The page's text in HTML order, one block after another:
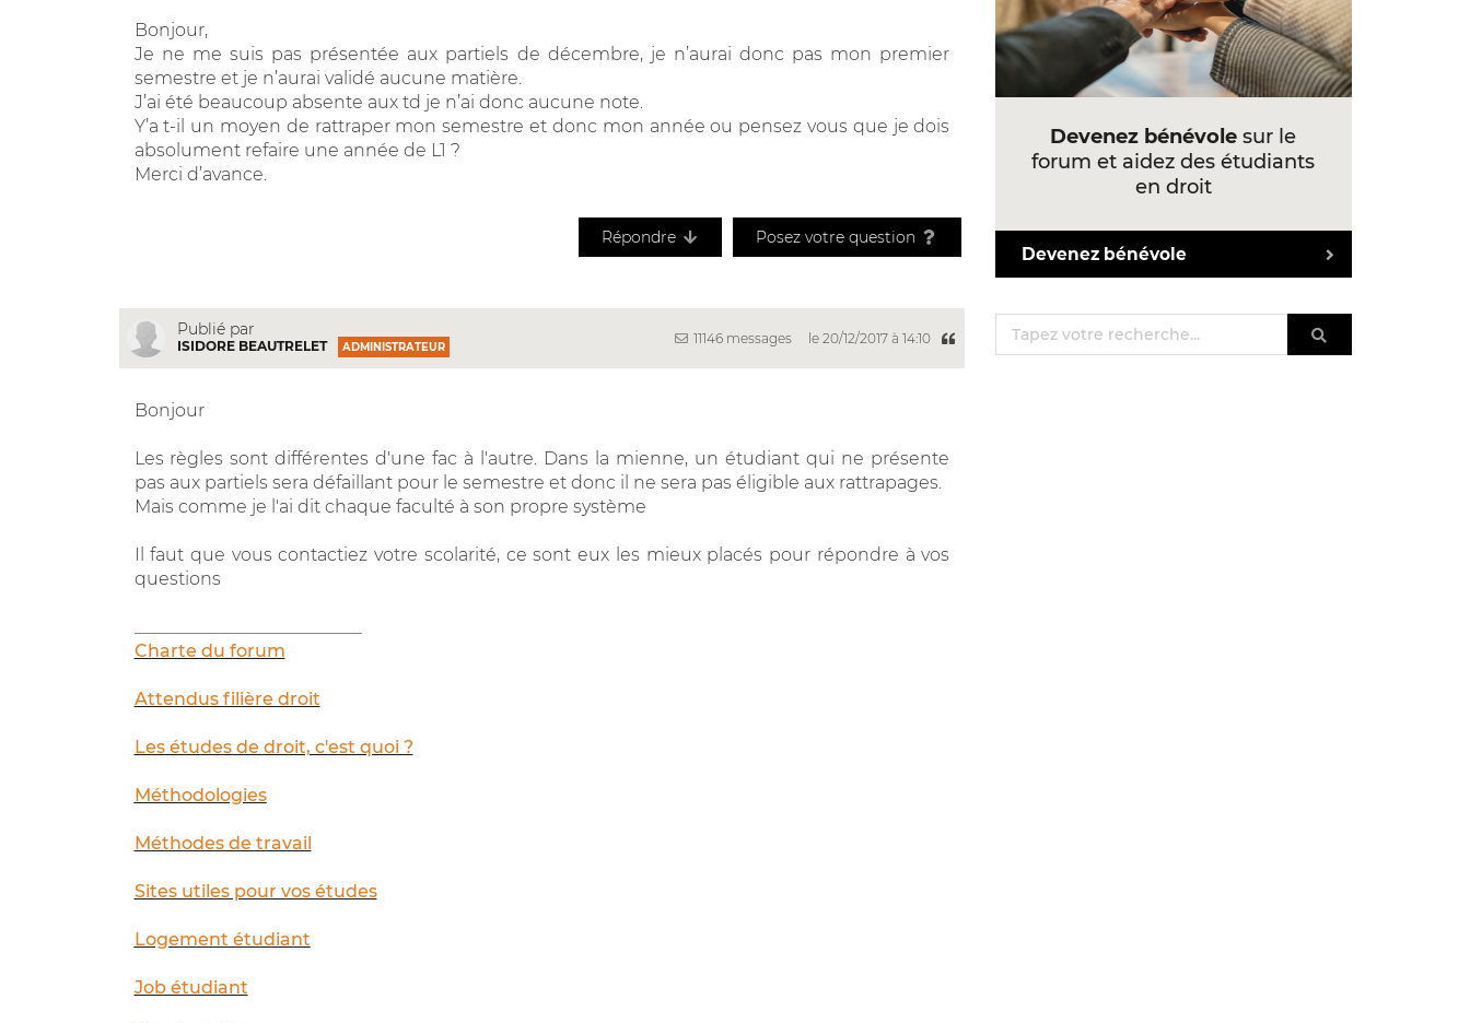
Bonjour,
Je ne me suis pas présentée aux partiels de décembre, je n’aurai donc pas mon premier
semestre et je n’aurai validé aucune matière.
J’ai été beaucoup absente aux td je n’ai donc aucune note.
Y’a t-il un moyen de rattraper mon semestre et donc mon année ou pensez vous que je dois
absolument refaire une année de L1 ?
Merci d’avance.
Répondre Posez votre question
Publié par
ISIDORE BEAUTRELET ADMINISTRATEUR
11146 messages le 20/12/2017 à 14:10
Bonjour
Les règles sont différentes d'une fac à l'autre. Dans la mienne, un étudiant qui ne présente
pas aux partiels sera défaillant pour le semestre et donc il ne sera pas éligible aux rattrapages.
Mais comme je l'ai dit chaque faculté à son propre système
Il faut que vous contactiez votre scolarité, ce sont eux les mieux placés pour répondre à vos
questions
Charte du forum
Attendus filière droit
Les études de droit, c'est quoi ?
Méthodologies
Méthodes de travail
Sites utiles pour vos études
Logement étudiant
Job étudiant
Devenez bénévole sur le
forum et aidez des étudiants
en droit
Devenez bénévole